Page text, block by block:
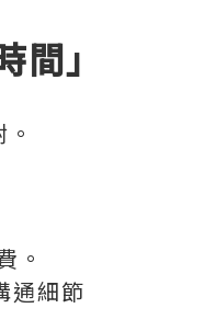
間」
。
通細節